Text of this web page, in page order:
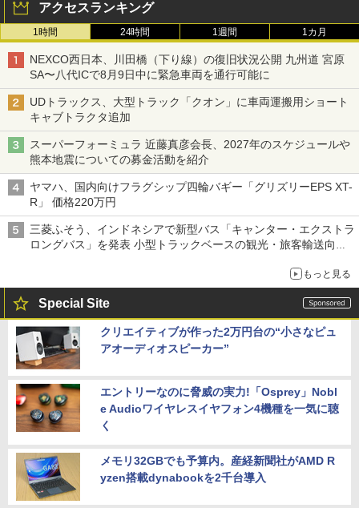
アクセスランキング
1時間 24時間 1週間 1カ月
NEXCO西日本、川田橋（下り線）の復旧状況公開 九州道 宮原
SA〜八代ICで8月9日中に緊急車両を通行可能に
UDトラックス、大型トラック「クオン」に車両運搬用ショート
キャブトラクタ追加
スーパーフォーミュラ 近藤真彦会長、2027年のスケジュールや
熊本地震についての募金活動を紹介
ヤマハ、国内向けフラグシップ四輪バギー「グリズリーEPS XT-
R」 価格220万円
三菱ふそう、インドネシアで新型バス「キャンター・エクストラ
ロングバス」を発表 小型トラックベースの観光・旅客輸送向け
もっと見る
Special Site
クリエイティブが作った2万円台の“小さなピュ
アオーディオスピーカー”
エントリーなのに脅威の実力!「Osprey」Nobl
e Audioワイヤレスイヤフォン4機種を一気に聴
く
メモリ32GBでも予算内。産経新聞社がAMD R
yzen搭載dynabookを2千台導入